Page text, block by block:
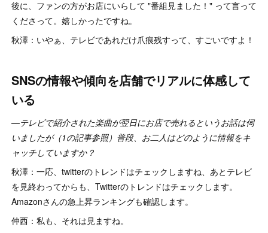
後に、ファンの方がお店にいらして "番組見ました！" って言って
くださって。嬉しかったですね。
秋澤：いやぁ、テレビであれだけ爪痕残すって、すごいですよ！
SNSの情報や傾向を店舗でリアルに体感して
いる
―テレビで紹介された楽曲が翌日にお店で売れるというお話は伺
いましたが（1の記事参照）普段、お二人はどのように情報をキ
ャッチしていますか？
秋澤：一応、twitterのトレンドはチェックしますね、あとテレビ
を見終わってからも、Twitterのトレンドはチェックします。
Amazonさんの急上昇ランキングも確認します。
仲西：私も、それは見ますね。